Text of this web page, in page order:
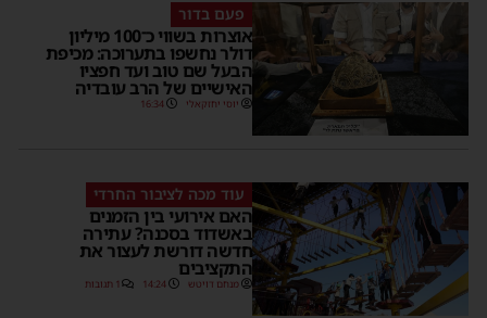
פעם בדור
אוצרות בשווי כ־100 מיליון
דולר נחשפו בתערוכה: מכיפת
הבעל שם טוב ועד חפציו
האישיים של הרב עובדיה
יוסי יחזקאלי 16:34
עוד מכה לציבור החרדי
האם אירועי בין הזמנים
באשדוד בסכנה? עתירה
חדשה דורשת לעצור את
התקציבים
מנחם דויטש 14:24 1 תגובות